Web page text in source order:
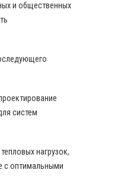
и общественных
систем
нагрузок,
с оптимальными